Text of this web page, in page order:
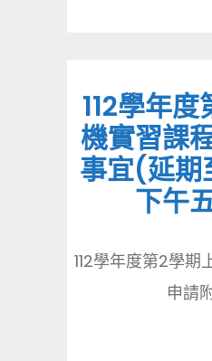
112學年
機實習課
事宜(延期
下午
112學年度第2學期
申請